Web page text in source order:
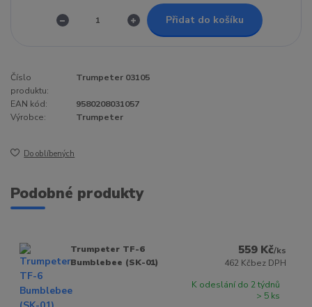
Přidat do košíku
Číslo
produktu:
Trumpeter 03105
EAN kód:
9580208031057
Výrobce:
Trumpeter
Do oblíbených
Podobné produkty
Trumpeter TF-6
Bumblebee (SK-01)
559 Kč/ks
462 Kčbez DPH
K odeslání do 2 týdnů
> 5 ks